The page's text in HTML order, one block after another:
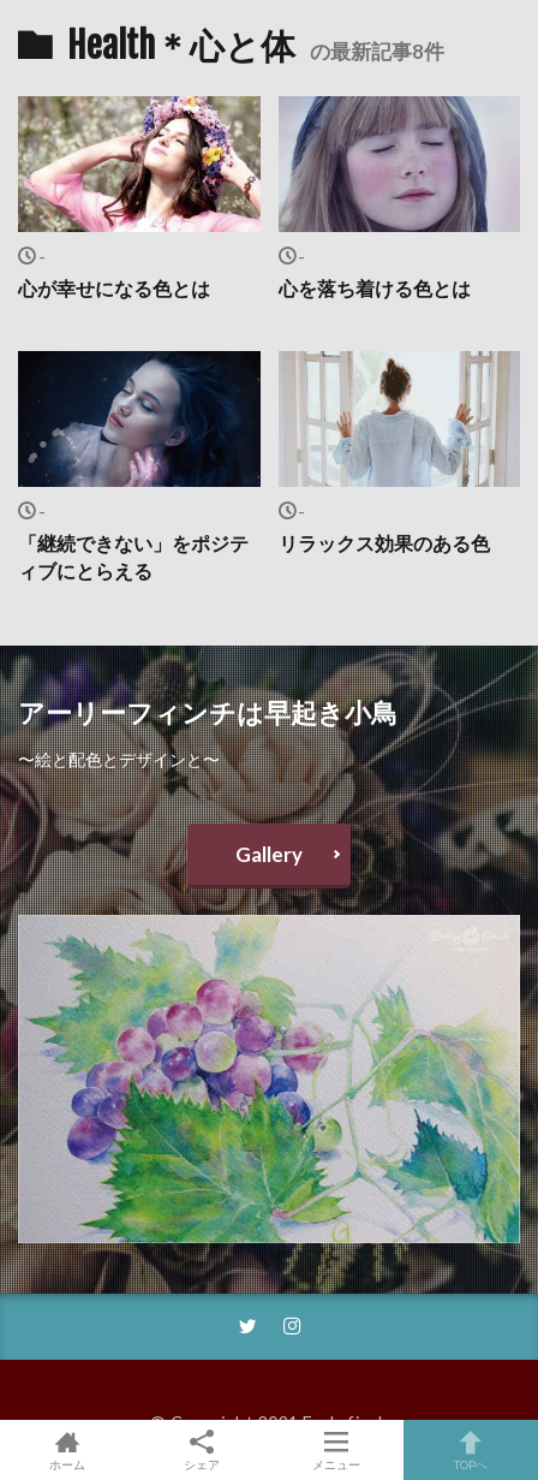
Health＊心と体 の最新記事8件
-
心が幸せになる色とは
-
心を落ち着ける色とは
-
「継続できない」をポジテ
ィブにとらえる
-
リラックス効果のある色
アーリーフィンチは早起き小鳥
〜絵と配色とデザインと〜
Gallery
© Copyright 2021 Early finch
アーリーフィンチは早起き小鳥〜絵と配色とデザインと〜 by
ホーム シェア メニュー TOPへ